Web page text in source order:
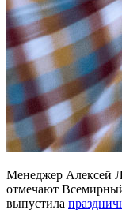
Менеджер Алексей
отмечают
выпустила